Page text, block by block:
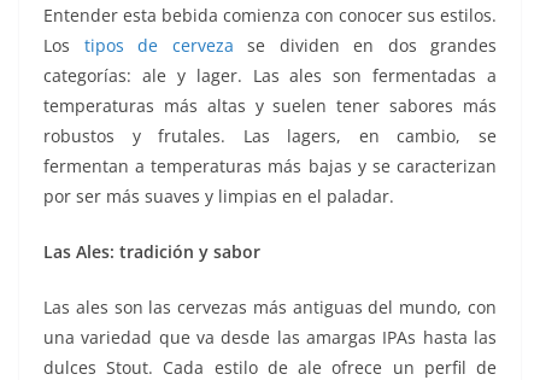
Entender esta bebida comienza con conocer sus estilos.
Los tipos de cerveza se dividen en dos grandes
categorías: ale y lager. Las ales son fermentadas a
temperaturas más altas y suelen tener sabores más
robustos y frutales. Las lagers, en cambio, se
fermentan a temperaturas más bajas y se caracterizan
por ser más suaves y limpias en el paladar.
Las Ales: tradición y sabor
Las ales son las cervezas más antiguas del mundo, con
una variedad que va desde las amargas IPAs hasta las
dulces Stout. Cada estilo de ale ofrece un perfil de